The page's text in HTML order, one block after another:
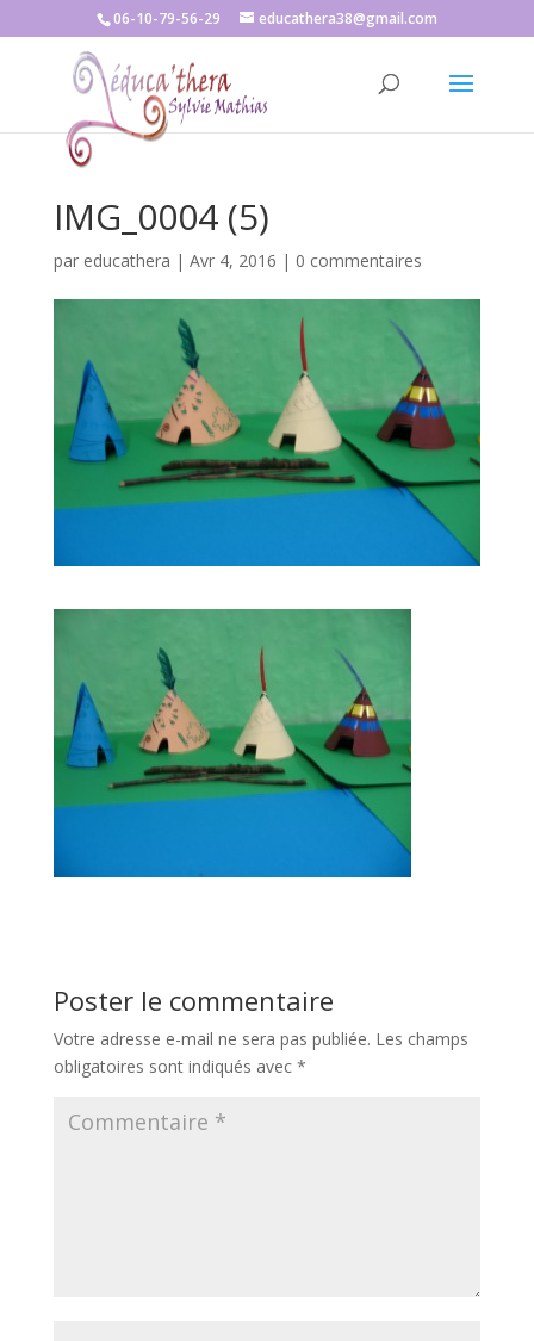
06-10-79-56-29 educathera38@gmail.com
IMG_0004 (5)
par educathera | Avr 4, 2016 | 0 commentaires
Poster le commentaire
Votre adresse e-mail ne sera pas publiée. Les champs
obligatoires sont indiqués avec *